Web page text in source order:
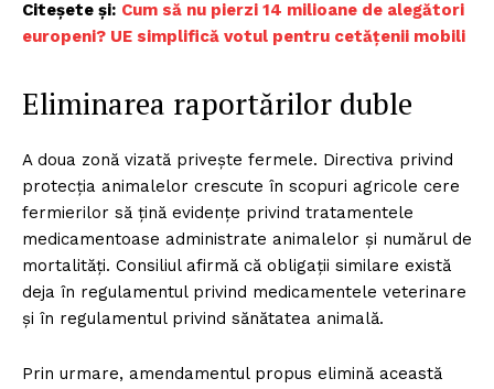
Citeșete și: Cum să nu pierzi 14 milioane de alegători
europeni? UE simplifică votul pentru cetățenii mobili
Eliminarea raportărilor duble
A doua zonă vizată privește fermele. Directiva privind
protecția animalelor crescute în scopuri agricole cere
fermierilor să țină evidențe privind tratamentele
medicamentoase administrate animalelor și numărul de
mortalități. Consiliul afirmă că obligații similare există
deja în regulamentul privind medicamentele veterinare
și în regulamentul privind sănătatea animală.
Prin urmare, amendamentul propus elimină această